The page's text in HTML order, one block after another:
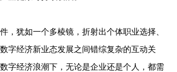
，犹如一个多棱镜，折射出个体职业选择、
字经济新业态发展之间错综复杂的互动关
字经济浪潮下，无论是企业还是个人，都需